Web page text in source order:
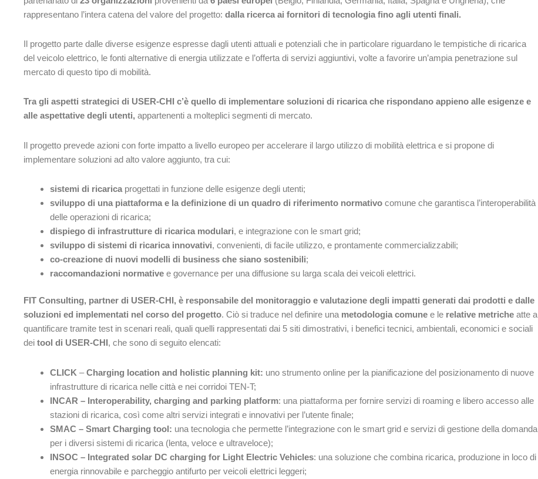
rappresentano l’intera catena del valore del progetto: dalla ricerca ai fornitori di tecnologia fino agli utenti finali.
Il progetto parte dalle diverse esigenze espresse dagli utenti attuali e potenziali che in particolare riguardano le tempistiche di ricarica
del veicolo elettrico, le fonti alternative di energia utilizzate e l’offerta di servizi aggiuntivi, volte a favorire un’ampia penetrazione sul
mercato di questo tipo di mobilità.
Tra gli aspetti strategici di USER-CHI c’è quello di implementare soluzioni di ricarica che rispondano appieno alle esigenze e
alle aspettative degli utenti, appartenenti a molteplici segmenti di mercato.
Il progetto prevede azioni con forte impatto a livello europeo per accelerare il largo utilizzo di mobilità elettrica e si propone di
implementare soluzioni ad alto valore aggiunto, tra cui:
sistemi di ricarica progettati in funzione delle esigenze degli utenti;
sviluppo di una piattaforma e la definizione di un quadro di riferimento normativo comune che garantisca l’interoperabilità
delle operazioni di ricarica;
dispiego di infrastrutture di ricarica modulari, e integrazione con le smart grid;
sviluppo di sistemi di ricarica innovativi, convenienti, di facile utilizzo, e prontamente commercializzabili;
co-creazione di nuovi modelli di business che siano sostenibili;
raccomandazioni normative e governance per una diffusione su larga scala dei veicoli elettrici.
FIT Consulting, partner di USER-CHI, è responsabile del monitoraggio e valutazione degli impatti generati dai prodotti e dalle
soluzioni ed implementati nel corso del progetto. Ciò si traduce nel definire una metodologia comune e le relative metriche atte a
quantificare tramite test in scenari reali, quali quelli rappresentati dai 5 siti dimostrativi, i benefici tecnici, ambientali, economici e sociali
dei tool di USER-CHI, che sono di seguito elencati:
CLICK –Charging location and holistic planning kit: uno strumento online per la pianificazione del posizionamento di nuove
infrastrutture di ricarica nelle città e nei corridoi TEN-T;
INCAR – Interoperability, charging and parking platform: una piattaforma per fornire servizi di roaming e libero accesso alle
stazioni di ricarica, così come altri servizi integrati e innovativi per l’utente finale;
SMAC – Smart Charging tool: una tecnologia che permette l’integrazione con le smart grid e servizi di gestione della domanda
per i diversi sistemi di ricarica (lenta, veloce e ultraveloce);
INSOC – Integrated solar DC charging for Light Electric Vehicles: una soluzione che combina ricarica, produzione in loco di
energia rinnovabile e parcheggio antifurto per veicoli elettrici leggeri;